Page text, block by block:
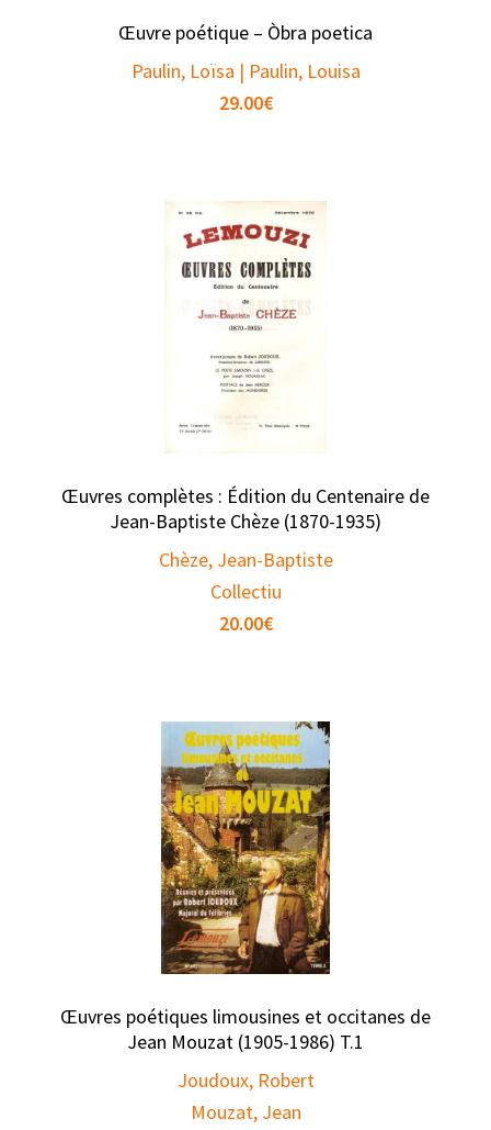
Œuvre poétique – Òbra poetica
Paulin, Loïsa | Paulin, Louisa
29.00€
Œuvres complètes : Édition du Centenaire de
Jean-Baptiste Chèze (1870-1935)
Chèze, Jean-Baptiste
Collectiu
20.00€
Œuvres poétiques limousines et occitanes de
Jean Mouzat (1905-1986) T.1
Joudoux, Robert
Mouzat, Jean